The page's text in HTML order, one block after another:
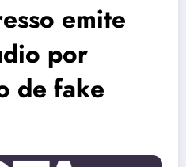
emite
por
de fake